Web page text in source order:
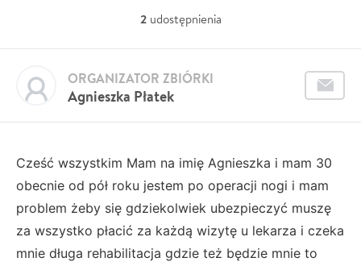
2 udostępnienia
Agnieszka Płatek
ORGANIZATOR ZBIÓRKI
Cześć wszystkim Mam na imię Agnieszka i mam 30
obecnie od pół roku jestem po operacji nogi i mam
problem żeby się gdziekolwiek ubezpieczyć muszę
za wszystko płacić za każdą wizytę u lekarza i czeka
mnie długa rehabilitacja gdzie też będzie mnie to